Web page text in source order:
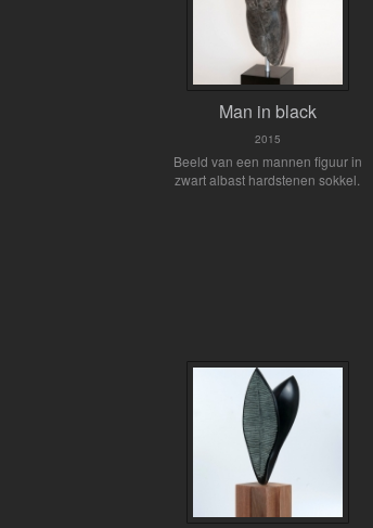
Man in black
2015
Beeld van een mannen figuur in
zwart albast hardstenen sokkel.